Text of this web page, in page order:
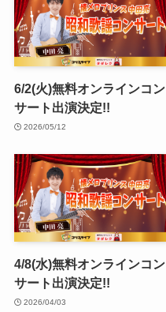
6/2(火)無料オンラインコン
サート出演決定!!
2026/05/12
4/8(水)無料オンラインコン
サート出演決定!!
2026/04/03